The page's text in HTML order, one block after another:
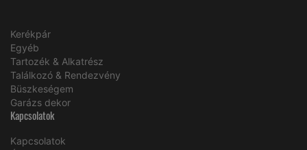
Kerékpár
Egyéb
Tartozék & Alkatrész
Találkozó & Rendezvény
Büszkeségem
Garázs dekor
Kapcsolatok
Kapcsolatok